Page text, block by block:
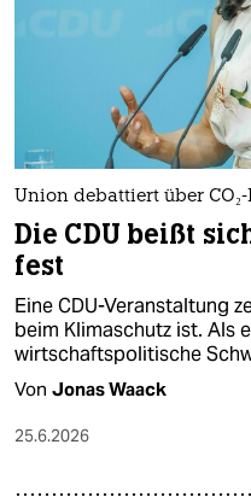
Union debattiert über CO₂-
Die CDU beißt
fest
Eine CDU-Veranstaltung
beim Klimaschutz ist. Als
wirtschaftspolitische
Von Jonas Waack
25.6.2026